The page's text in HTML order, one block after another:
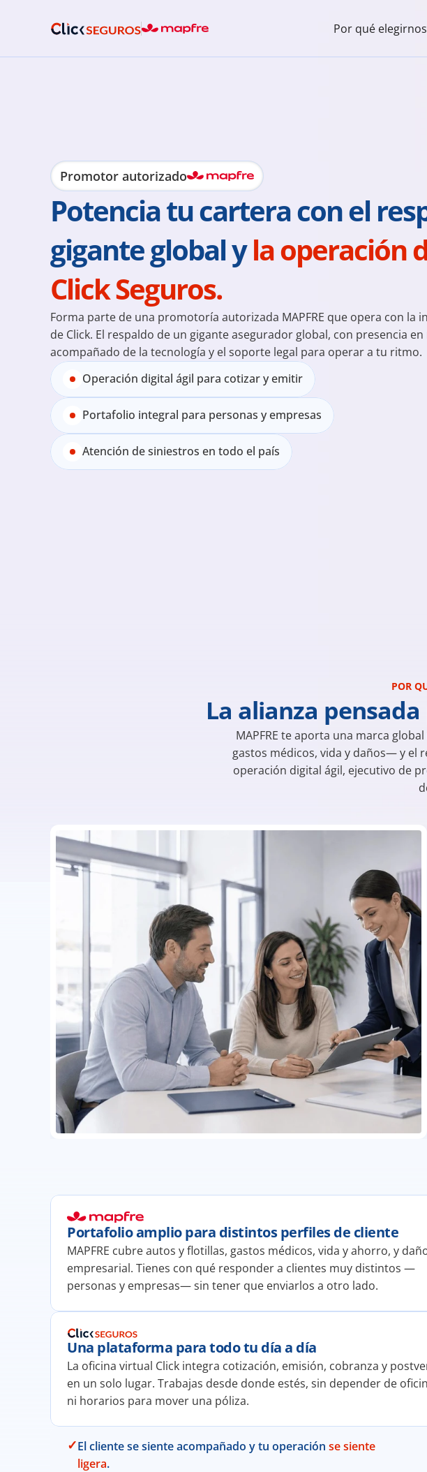
Por qué elegirnos
Promotor autorizado
Potencia tu cartera con el
gigante global y la operación
Click Seguros.
Forma parte de una promotoría autorizada MAPFRE que opera con la
de Click. El respaldo de un gigante asegurador global, con presencia en
acompañado de la tecnología y el soporte legal para operar a tu ritmo.
Operación digital ágil para cotizar y emitir
Portafolio integral para personas y empresas
Atención de siniestros en todo el país
POR
La alianza
MAPFRE te aporta una marca
gastos médicos, vida y daños— y el
operación digital ágil, ejecutivo de
Portafolio amplio para distintos perfiles de cliente
MAPFRE cubre autos y flotillas, gastos médicos, vida y ahorro, y
empresarial. Tienes con qué responder a clientes muy distintos —
personas y empresas— sin tener que enviarlos a otro lado.
Una plataforma para todo tu día a día
La oficina virtual Click integra cotización, emisión, cobranza y
en un solo lugar. Trabajas desde donde estés, sin depender de
ni horarios para mover una póliza.
✓El cliente se siente acompañado y tu operación se siente
ligera.